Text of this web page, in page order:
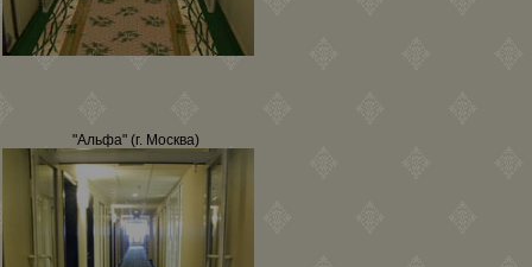
"Альфа" (г. Москва)